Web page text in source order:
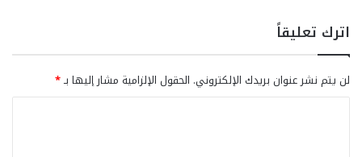
اترك تعليقاً
لن يتم نشر عنوان بريدك الإلكتروني. الحقول الإلزامية مشار إليها بـ*